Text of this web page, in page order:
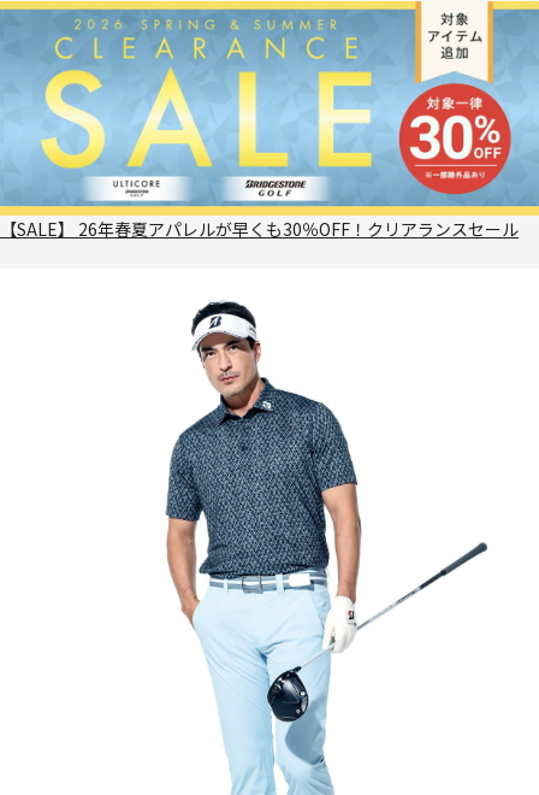
【SALE】 26年春夏アパレルが早くも30％OFF！クリアランスセール